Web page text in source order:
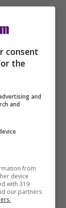
consent
the
and
and
from
device
with 319
our partners